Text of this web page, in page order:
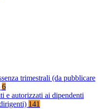
trimestrali (da pubblicare
6
e autorizzati ai dipendenti
141